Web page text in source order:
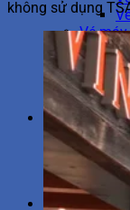
Vé
Tiện ích
Mua
Hoàn
Hành
Chọn
Du lịch
không sử dụng